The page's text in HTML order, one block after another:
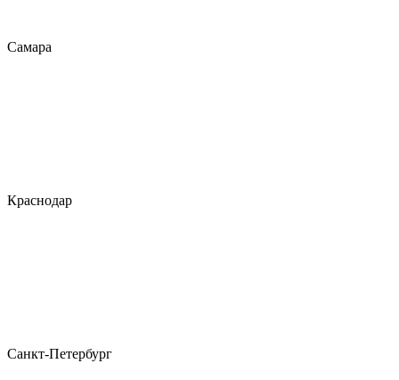
Самара
Краснодар
Санкт-Петербург